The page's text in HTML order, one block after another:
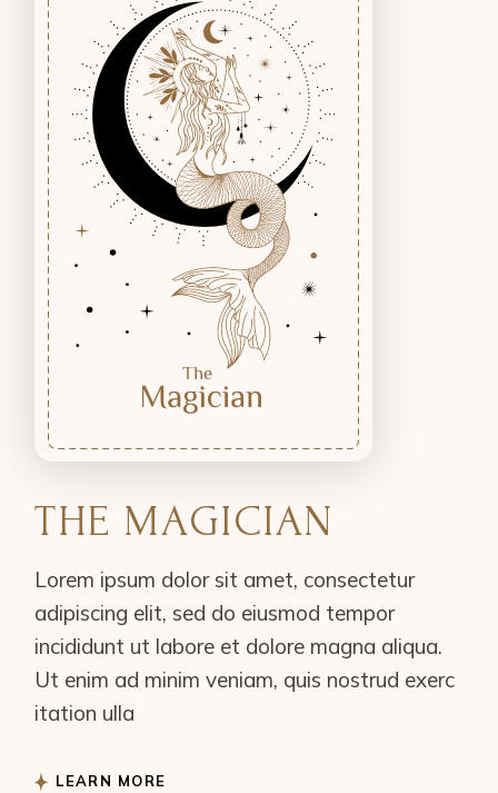
THE MAGICIAN
Lorem ipsum dolor sit amet, consectetur
adipiscing elit, sed do eiusmod tempor
incididunt ut labore et dolore magna aliqua.
Ut enim ad minim veniam, quis nostrud exerc
itation ulla
LEARN MORE